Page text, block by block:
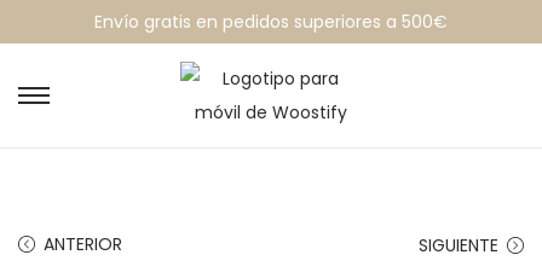
Envío gratis en pedidos superiores a 500€
ANTERIOR SIGUIENTE